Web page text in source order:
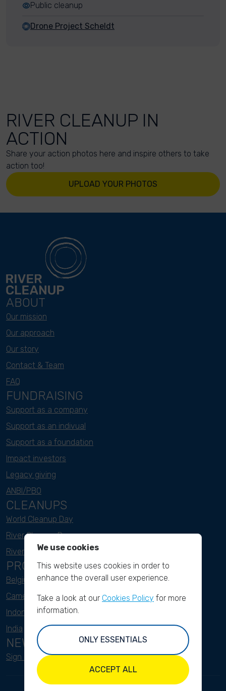
Public cleanup
Drone Project Scheldt
RIVER CLEANUP IN
ACTION
Share your action photos here and inspire others to take
action too!
UPLOAD YOUR PHOTOS
ABOUT
Our mission
Our approach
Our story
Contact & Team
FAQ
FUNDRAISING
Support as a company
Support as an indivual
Support as a foundation
Impact investors
Legacy giving
ANBI/PBO
CLEANUPS
World Cleanup Day
River Cleanup Days
River Cleanup Challenge
PROJECTS
Belgium
Cameroon
Indonesia
India
NEWSLETTER
Sign up here
We use cookies
This website uses cookies in order to
enhance the overall user experience.
Take a look at our Cookies Policy for more
information.
ONLY ESSENTIALS
ACCEPT ALL